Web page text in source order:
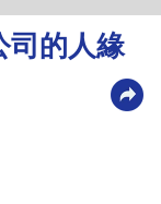
司的人緣